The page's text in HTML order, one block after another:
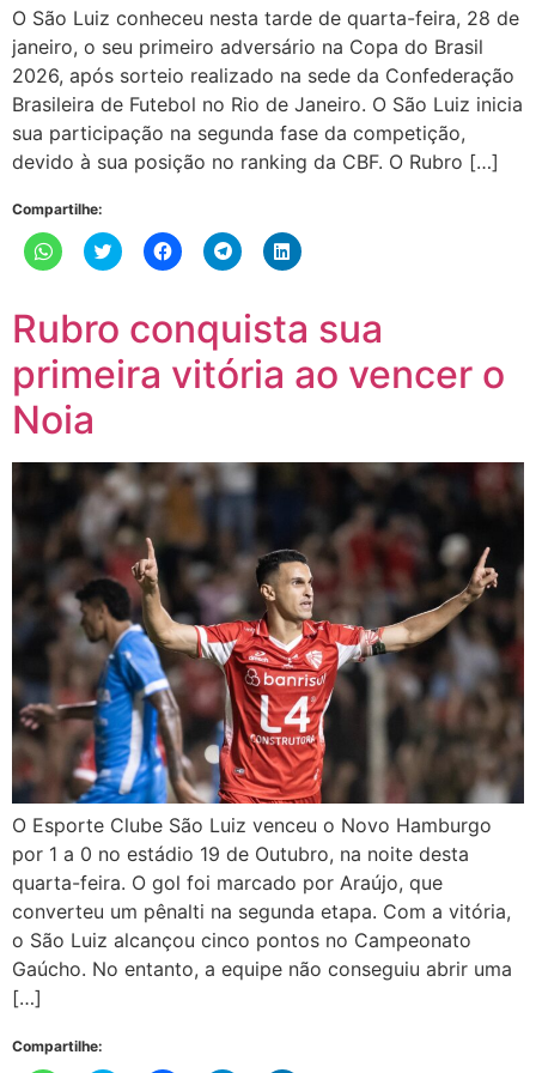
O São Luiz conheceu nesta tarde de quarta-feira, 28 de
janeiro, o seu primeiro adversário na Copa do Brasil
2026, após sorteio realizado na sede da Confederação
Brasileira de Futebol no Rio de Janeiro. O São Luiz inicia
sua participação na segunda fase da competição,
devido à sua posição no ranking da CBF. O Rubro […]
Compartilhe:
Clique
para
WhatsApp(abre
em
nova
janela)
Clique
para
em
nova
janela)
Clique
para
Facebook(abre
em
nova
janela)
Clique
para
Telegram(abre
em
nova
janela)
Clique
para
em
nova
Rubro conquista sua
primeira vitória ao vencer o
Noia
O Esporte Clube São Luiz venceu o Novo Hamburgo
por 1 a 0 no estádio 19 de Outubro, na noite desta
quarta-feira. O gol foi marcado por Araújo, que
converteu um pênalti na segunda etapa. Com a vitória,
o São Luiz alcançou cinco pontos no Campeonato
Gaúcho. No entanto, a equipe não conseguiu abrir uma
[…]
Compartilhe: